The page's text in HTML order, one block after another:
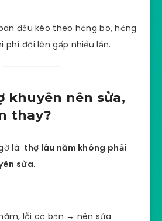
đầu kéo theo hỏng bo, hỏng
đội lên gấp nhiều lần.
khuyên nên sửa,
thay?
là: thợ lâu năm không phải
sửa.
lỗi cơ bản → nên sửa